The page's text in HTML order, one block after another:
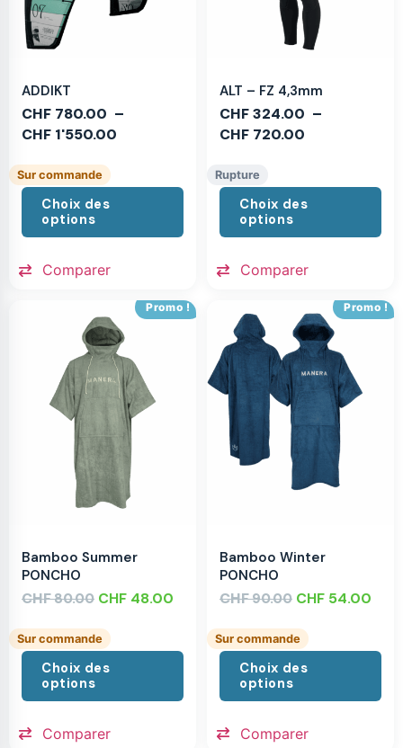
ADDIKT
CHF 780.00 –
CHF 1'550.00
Sur commande
Choix des
options
Comparer
ALT – FZ 4,3mm
CHF324.00 –
CHF 720.00
Rupture
Choix des
options
Comparer
Promo !
Bamboo Summer
PONCHO
CHF80.00 CHF 48.00
Sur commande
Choix des
options
Comparer
Promo !
Bamboo Winter
PONCHO
CHF90.00 CHF 54.00
Sur commande
Choix des
options
Comparer